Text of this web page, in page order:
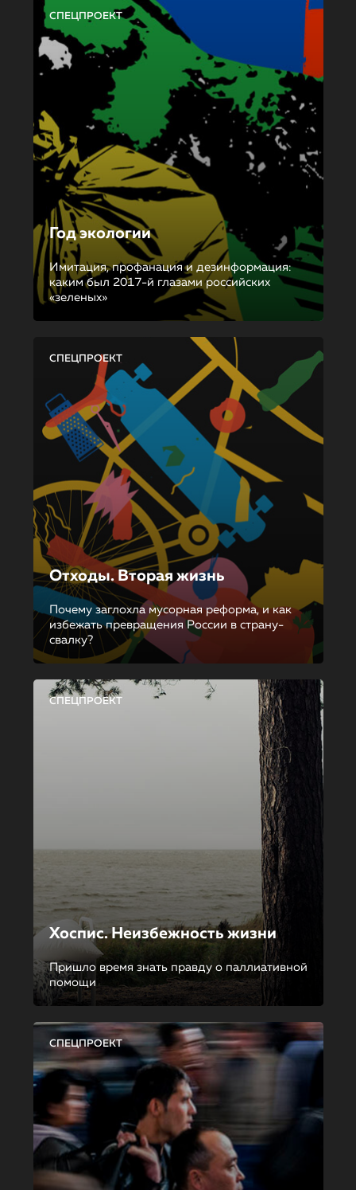
СПЕЦПРОЕКТ
Год экологии
Имитация, профанация и дезинформация:
каким был 2017-й глазами российских
«зеленых»
СПЕЦПРОЕКТ
Отходы. Вторая жизнь
Почему заглохла мусорная реформа, и как
избежать превращения России в страну-
свалку?
СПЕЦПРОЕКТ
Хоспис. Неизбежность жизни
Пришло время знать правду о паллиативной
помощи
СПЕЦПРОЕКТ